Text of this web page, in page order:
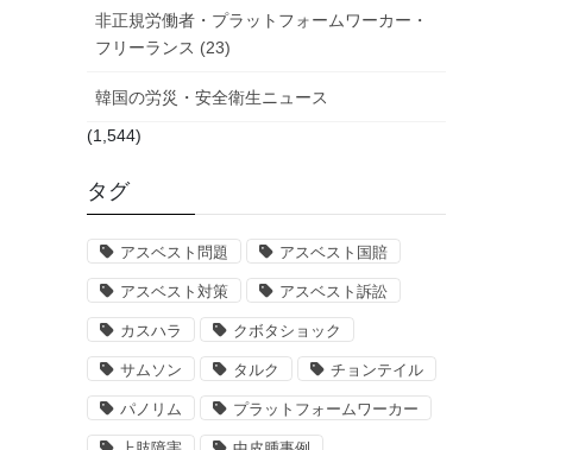
非正規労働者・プラットフォームワーカー・
フリーランス (23)
韓国の労災・安全衛生ニュース
(1,544)
タグ
アスベスト問題 アスベスト国賠
アスベスト対策 アスベスト訴訟
カスハラ クボタショック
サムソン タルク チョンテイル
パノリム プラットフォームワーカー